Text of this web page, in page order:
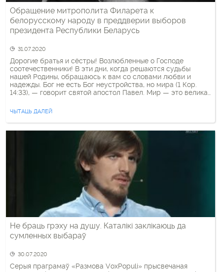
Обращение митрополита Филарета к
белорусскому народу в преддверии выборов
президента Республики Беларусь
31.07.2020
Дорогие братья и сёстры! Возлюбленные о Господе
соотечественники! В эти дни, когда решаются судьбы
нашей Родины, обращаюсь к вам со словами любви и
надежды. Бог не есть Бог неустройства, но мира (1 Кор.
14:33), — говорит святой апостол Павел. Мир — это великая
большой ценой. Белорусы […]
ЧЫТАЦЬ ДАЛЕЙ
Не браць грэху на душу. Каталікі заклікаюць да
сумленных выбараў
30.07.2020
Серыя праграмаў «Размова VoxPopuli» прысвечаная